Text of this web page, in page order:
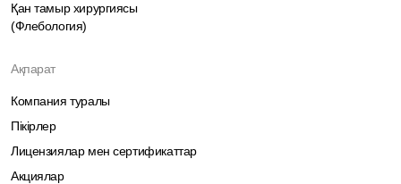
Қан тамыр хирургиясы
(Флебология)
Ақпарат
Компания туралы
Пікірлер
Лицензиялар мен сертификаттар
Акциялар